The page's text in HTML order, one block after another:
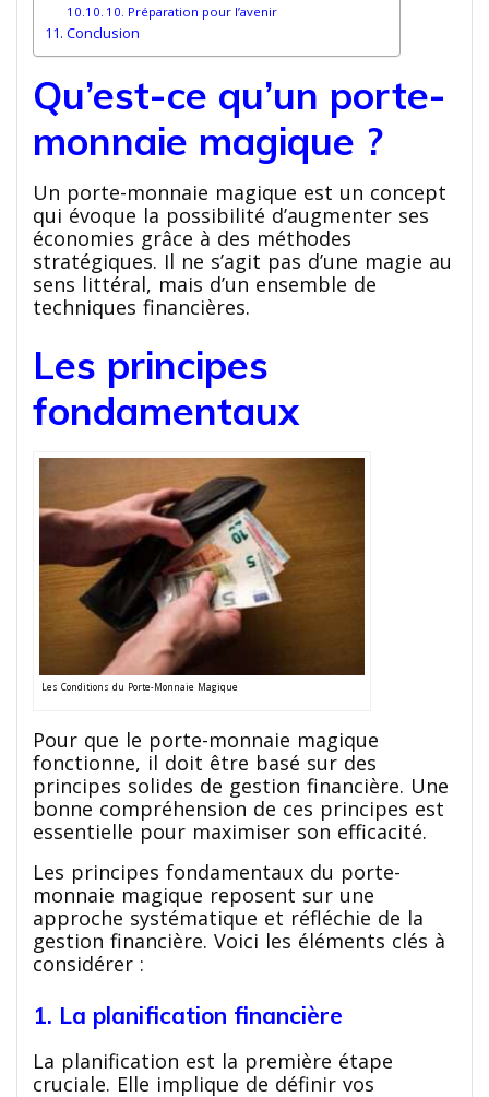
10. Préparation pour l’avenir
Conclusion
Qu’est-ce qu’un porte-
monnaie magique ?
Un porte-monnaie magique est un concept
qui évoque la possibilité d’augmenter ses
économies grâce à des méthodes
stratégiques. Il ne s’agit pas d’une magie au
sens littéral, mais d’un ensemble de
techniques financières.
Les principes
fondamentaux
Les Conditions du Porte-Monnaie Magique
Pour que le porte-monnaie magique
fonctionne, il doit être basé sur des
principes solides de gestion financière. Une
bonne compréhension de ces principes est
essentielle pour maximiser son efficacité.
Les principes fondamentaux du porte-
monnaie magique reposent sur une
approche systématique et réfléchie de la
gestion financière. Voici les éléments clés à
considérer :
1. La planification financière
La planification est la première étape
cruciale. Elle implique de définir vos